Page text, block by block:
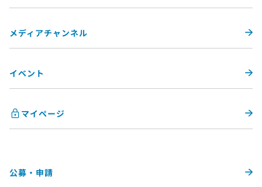
メディアチャンネル
イベント
マイページ
公募・申請